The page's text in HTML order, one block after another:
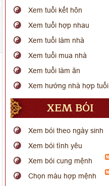
Xem tuổi kết hôn
Xem tuổi hợp nhau
Xem tuổi làm nhà
Xem tuổi mua nhà
Xem tuổi làm ăn
Xem hướng nhà hợp tuổi
XEM BÓI
Xem bói theo ngày sinh
Xem bói tình yêu
Xem bói cung mệnh
Chọn màu hợp mệnh